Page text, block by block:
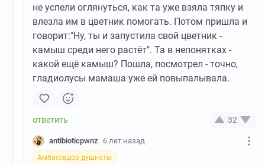
не успели оглянуться, как та уже взяла тяпку и
влезла им в цветник помогать. Потом пришла и
говорит:"Ну, ты и запустила свой цветник -
камыш среди него растёт". Та в непонятках -
какой ещё камыш? Пошла, посмотрел - точно,
гладиолусы мамаша уже ей повыпалывала.
32
antibioticpwnz 6 лет назад
Амбассадор душноты